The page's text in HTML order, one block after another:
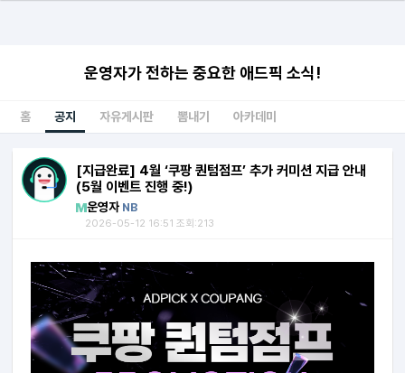
운영자가 전하는 중요한 애드픽 소식!
홈 공지 자유게시판 뽐내기 아카데미
[지급완료] 4월 ‘쿠팡 퀀텀점프’ 추가 커미션 지급 안내
(5월 이벤트 진행 중!)
운영자 NB
2026-05-12 16:51 조회:213